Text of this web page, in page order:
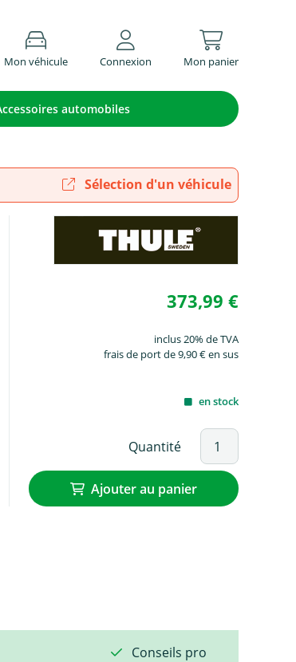
Mon véhicule Connexion Mon panier
automobiles
Sélection d'un véhicule
373,99 €
inclus 20% de TVA
frais de port de 9,90 € en sus
en stock
Quantité
Ajouter au panier
Conseils pro